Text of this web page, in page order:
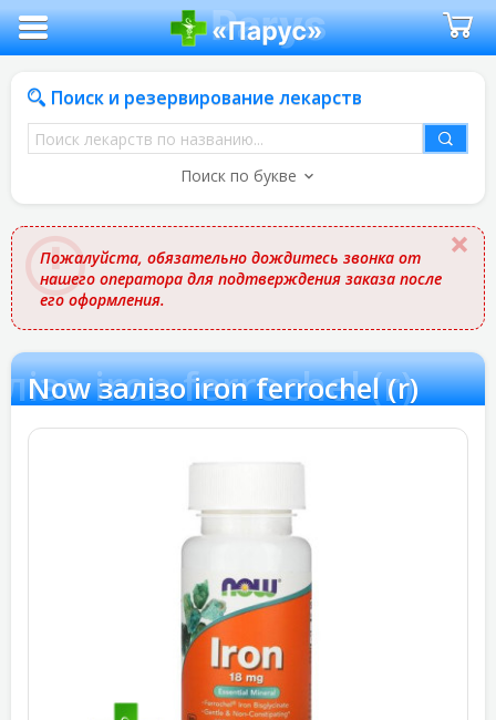
Поиск и резервирование лекарств
Поиск
лекарств
названию
Поиск по букве
Пожалуйста, обязательно дождитесь звонка от
нашего оператора для подтверждения заказа после
его оформления.
iron ferrochel (r)
Now залізо iron ferrochel (r)